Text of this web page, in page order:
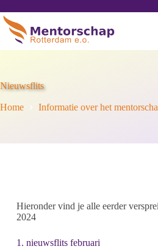
Nieuwsflits
Home Informatie over het
Hieronder vind je alle eerder
2024
1. nieuwsflits februari